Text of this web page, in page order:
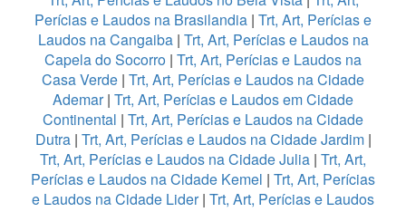
Perícias e Laudos na Brasilandia | Trt, Art, Perícias e
Laudos na Cangaiba| Trt, Art, Perícias e Laudos na
Capela do Socorro | Trt, Art, Perícias e Laudos na
Casa Verde | Trt, Art, Perícias e Laudos na Cidade
Ademar| Trt, Art, Perícias e Laudos em Cidade
Continental | Trt, Art, Perícias e Laudos na Cidade
Dutra | Trt, Art, Perícias e Laudos na Cidade Jardim|
Trt, Art, Perícias e Laudos na Cidade Julia | Trt, Art,
Perícias e Laudos na Cidade Kemel | Trt, Art, Perícias
e Laudos na Cidade Lider| Trt, Art, Perícias e Laudos